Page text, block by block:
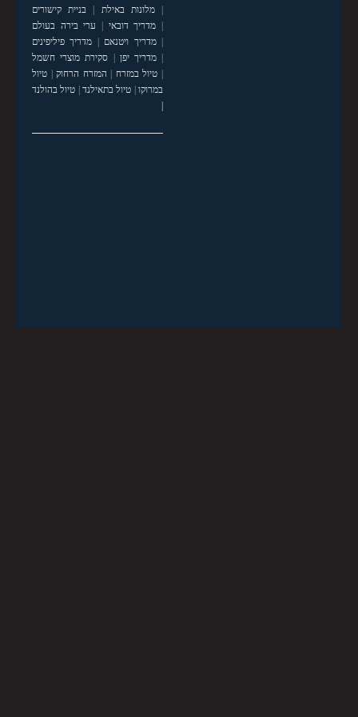
|מלונות באילת | בניית קישורים
| מדריך דובאי | ערי בירה בעולם
|מדריך ויטנאם | מדריך פיליפינים
|מדריך יפן | סקירת מוצרי חשמל
| טיול במזרח | המזרח הרחוק| טיול
במרוקו| טיול בתאילנד| טיול בהולנד
|